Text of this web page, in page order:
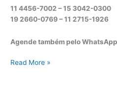
11 4456-7002 – 15 3042-0300
19 2660-0769 –11 2715-1926
Agende também pelo
A
Read More »